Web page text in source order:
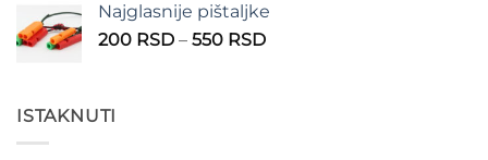
210 RSD
do
Najglasnije pištaljke
200 RSD – 550 RSDRaspon
ISTAKNUTI